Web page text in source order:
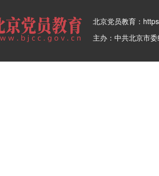
北京党员教育：
主办：中共北京市